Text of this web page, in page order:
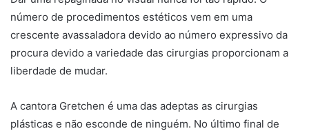
número de procedimentos estéticos vem em uma
crescente avassaladora devido ao número expressivo da
procura devido a variedade das cirurgias proporcionam a
liberdade de mudar.
A cantora Gretchen é uma das adeptas as cirurgias
plásticas e não esconde de ninguém. No último final de